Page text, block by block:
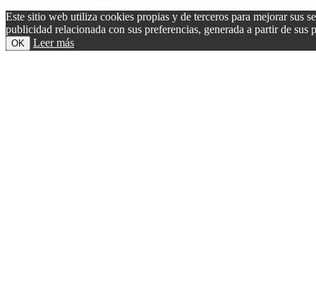
Este sitio web utiliza cookies propias y de terceros para mejorar sus
publicidad relacionada con sus preferencias, generada a partir de
OK Leer más